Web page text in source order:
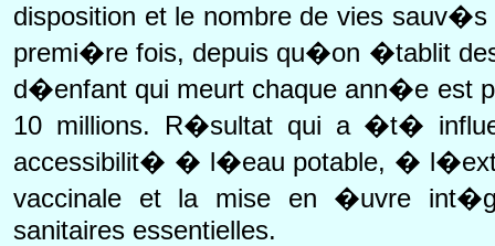
disposition et le nombre de vies
premi�re fois, depuis qu�on �tablit
d�enfant qui meurt chaque ann�e est
10 millions. R�sultat qui a �t�
accessibilit� � l�eau potable, �
vaccinale et la mise en �uvre
sanitaires essentielles.